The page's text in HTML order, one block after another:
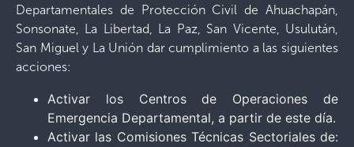
Departamentales de Protección Civil de Ahuachapán,
Sonsonate, La Libertad, La Paz, San Vicente, Usulután,
San Miguel y La Unión dar cumplimiento a las siguientes
acciones:
Activar los Centros de Operaciones de
Emergencia Departamental, a partir de este día.
Activar las Comisiones Técnicas Sectoriales de: